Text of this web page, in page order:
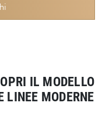
IL MODELLO
MODERNE